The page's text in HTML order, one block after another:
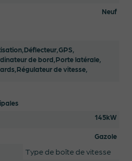
Neuf
Déflecteur,GPS,
de bord,Porte latérale,
Régulateur de vitesse,
145kW
Gazole
Type de boîte de vitesse